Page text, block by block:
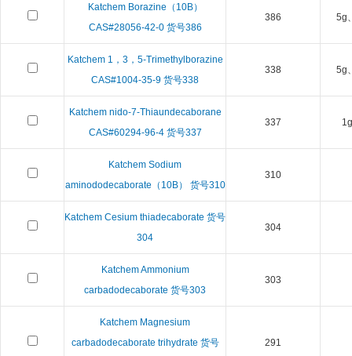
Katchem Borazine（10B）
CAS#28056-42-0 货号386
386 5g
Katchem 1，3，5-Trimethylborazine
CAS#1004-35-9 货号338
338 5g
Katchem nido-7-Thiaundecaborane
CAS#60294-96-4 货号337
337
Katchem Sodium
aminododecaborate（10B） 货号310
310
Katchem Cesium thiadecaborate 货号
304
304
Katchem Ammonium
carbadodecaborate 货号303
303
Katchem Magnesium
carbadodecaborate trihydrate 货号
291